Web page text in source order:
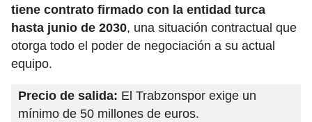
tiene contrato firmado con la entidad turca
hasta junio de 2030, una situación contractual que
otorga todo el poder de negociación a su actual
equipo.
Precio de salida: El Trabzonspor exige un
mínimo de 50 millones de euros.